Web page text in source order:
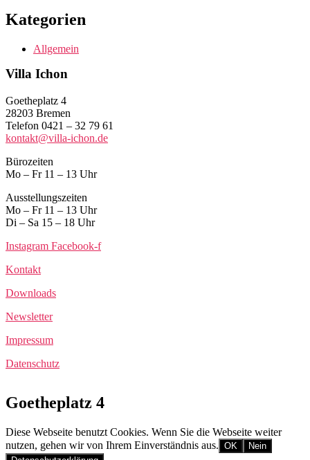
Kategorien
Allgemein
Villa Ichon
Goetheplatz 4
28203 Bremen
Telefon 0421 – 32 79 61
kontakt@villa-ichon.de
Bürozeiten
Mo – Fr 11 – 13 Uhr
Ausstellungszeiten
Mo – Fr 11 – 13 Uhr
Di – Sa 15 – 18 Uhr
Instagram Facebook-f
Kontakt
Downloads
Newsletter
Impressum
Datenschutz
Goetheplatz 4
Diese Webseite benutzt Cookies. Wenn Sie die Webseite weiter
nutzen, gehen wir von Ihrem Einverständnis aus. OK
Nein